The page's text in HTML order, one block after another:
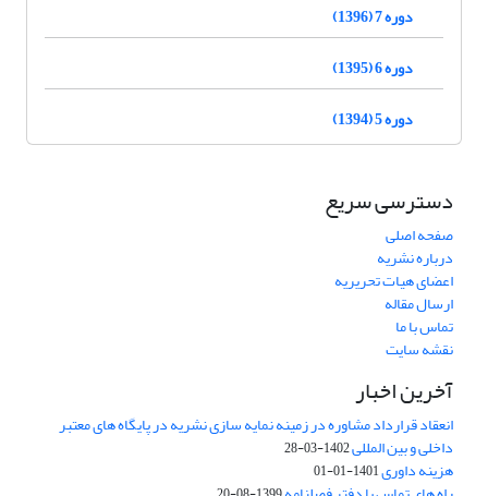
دوره 7 (1396)
دوره 6 (1395)
دوره 5 (1394)
دسترسی سریع
صفحه اصلی
درباره نشریه
اعضای هیات تحریریه
ارسال مقاله
تماس با ما
نقشه سایت
آخرین اخبار
انعقاد قرارداد مشاوره در زمینه نمایه سازی نشریه در پایگاه های معتبر
داخلی و بین المللی1402-03-28
هزینه داوری1401-01-01